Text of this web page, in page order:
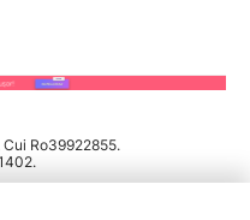
Ro39922855.